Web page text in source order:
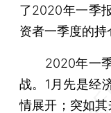
了2020年一季
资者一季度的持
2020年一季
战。1月先是经
情展开；突如